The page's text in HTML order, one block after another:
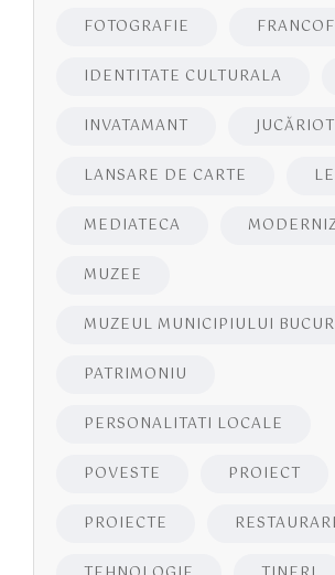
FOTOGRAFIE
IDENTITATE CULTURALA
INVATAMANT
LANSARE DE CARTE
MEDIATECA
MUZEE
MUZEUL MUNICIPIULUI
PATRIMONIU
PERSONALITATI LOCALE
POVESTE PROIECT
PROIECTE